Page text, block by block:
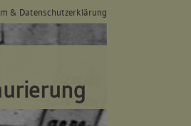
& Datenschutzerklärung